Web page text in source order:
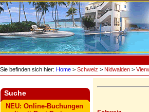
Sie befinden sich hier: Home > Schweiz > Nidwalden >
Suche
NEU: Online-Buchungen